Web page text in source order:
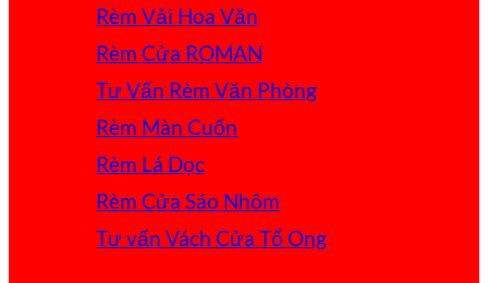
Rèm Vải Hoa Văn
Rèm Cửa ROMAN
Tư Vấn Rèm Văn Phòng
Rèm Màn Cuốn
Rèm Lá Dọc
Rèm Cửa Sáo Nhôm
Tư vấn Vách Cửa Tổ Ong